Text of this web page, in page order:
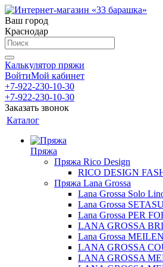
Ваш город
Краснодар
Калькулятор пряжи
ВойтиМой кабинет
+7-922-230-10-30
+7-922-230-10-30
Заказать звонок
Каталог
Пряжа
Пряжа Rico Design
RICO DESIGN
Пряжа Lana Grossa
Lana Grossa Solo
Lana Grossa
Lana Grossa PER
LANA GROSSA
Lana Grossa
LANA GROSSA
LANA GROSSA